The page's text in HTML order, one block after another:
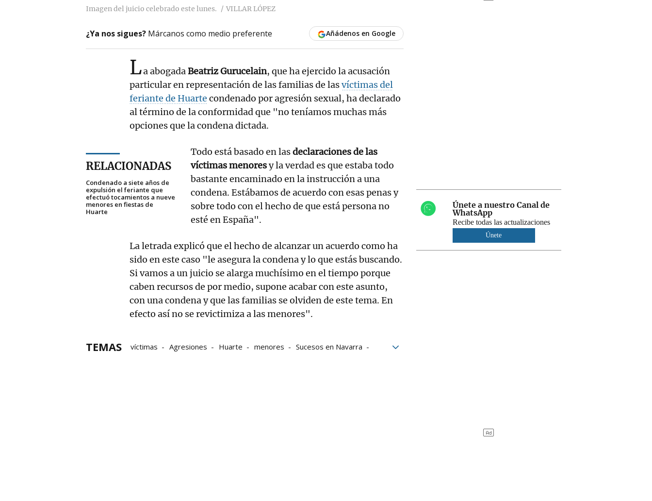
Imagen del juicio celebrado este lunes. VILLAR LÓPEZ
¿Ya nos sigues? Márcanos como medio preferente Añádenos en Google
La abogadaBeatriz Gurucelain, que ha ejercido la acusación
particular en representación de las familias de lasvíctimas del
feriante de Huarte condenado por agresión sexual, ha declarado
al término de la conformidad que "no teníamos muchas más
opciones que la condena dictada.
RELACIONADAS
Condenado a siete años de
expulsión el feriante que
efectuó tocamientos a nueve
menores en fiestas de
Huarte
Todo está basado en lasdeclaraciones de las
víctimas menoresy la verdad es que estaba todo
bastante encaminado en la instrucción a una
condena. Estábamos de acuerdo con esas penas y
sobre todo con el hecho de que está persona no
esté en España".
La letrada explicó que el hecho de alcanzar un acuerdo como ha
sido en este caso "le asegura la condena y lo que estás buscando.
Si vamos a un juicio se alarga muchísimo en el tiempo porque
caben recursos de por medio, supone acabar con este asunto,
con una condena y que las familias se olviden de este tema. En
efecto así no se revictimiza a las menores".
TEMAS víctimas Agresiones Huarte menores
Sucesos en Navarra
Únete a nuestro Canal de
WhatsApp
Recibe todas las actualizaciones
Únete